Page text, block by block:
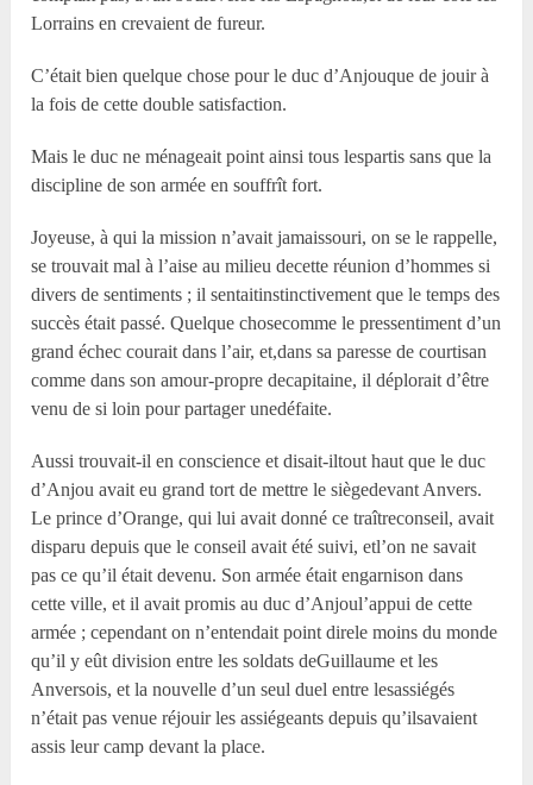
Lorrains en crevaient de fureur.
C’était bien quelque chose pour le duc d’Anjouque de jouir à
la fois de cette double satisfaction.
Mais le duc ne ménageait point ainsi tous lespartis sans que la
discipline de son armée en souffrît fort.
Joyeuse, à qui la mission n’avait jamaissouri, on se le rappelle,
se trouvait mal à l’aise au milieu decette réunion d’hommes si
divers de sentiments ; il sentaitinstinctivement que le temps des
succès était passé. Quelque chosecomme le pressentiment d’un
grand échec courait dans l’air, et,dans sa paresse de courtisan
comme dans son amour-propre decapitaine, il déplorait d’être
venu de si loin pour partager unedéfaite.
Aussi trouvait-il en conscience et disait-iltout haut que le duc
d’Anjou avait eu grand tort de mettre le siègedevant Anvers.
Le prince d’Orange, qui lui avait donné ce traîtreconseil, avait
disparu depuis que le conseil avait été suivi, etl’on ne savait
pas ce qu’il était devenu. Son armée était engarnison dans
cette ville, et il avait promis au duc d’Anjoul’appui de cette
armée ; cependant on n’entendait point direle moins du monde
qu’il y eût division entre les soldats deGuillaume et les
Anversois, et la nouvelle d’un seul duel entre lesassiégés
n’était pas venue réjouir les assiégeants depuis qu’ilsavaient
assis leur camp devant la place.